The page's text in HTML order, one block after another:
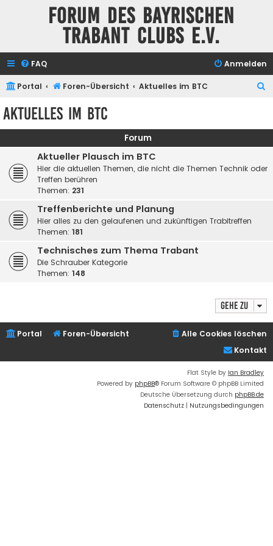
Forum des Bayrischen
Trabant Clubs e.V.
FAQ Anmelden
Portal Foren-Übersicht Aktuelles im BTC
e
Aktuelles im BTC
Forum
Aktueller Plausch im BTC
Hier die aktuellen Themen, die nicht die Themen Technik oder
Treffen berühren
Themen: 231
Treffenberichte und Planung
Hier alles zu den gelaufenen und zukünftigen Trabitreffen
Themen: 181
Technisches zum Thema Trabant
Die Schrauber Kategorie
Themen: 148
Gehe zu
Portal Foren-Übersicht
Alle Cookies löschen
Kontakt
Flat Style by Ian Bradley
Powered by phpBB® Forum Software © phpBB Limited
Deutsche Übersetzung durch phpBB.de
Datenschutz | Nutzungsbedingungen